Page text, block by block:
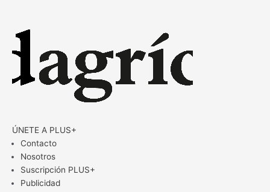
ÚNETE A PLUS+
Contacto
Nosotros
Suscripción PLUS+
Publicidad